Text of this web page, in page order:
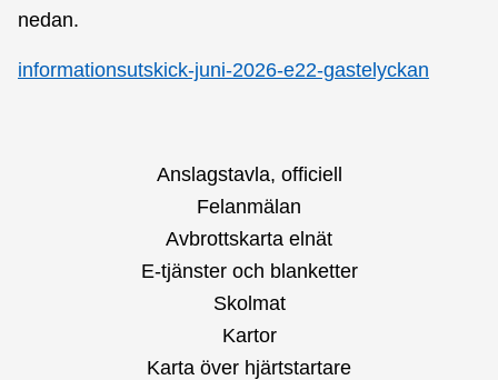
nedan.
informationsutskick-juni-2026-e22-gastelyckan
Anslagstavla, officiell
Felanmälan
Avbrottskarta elnät
E-tjänster och blanketter
Skolmat
Kartor
Karta över hjärtstartare